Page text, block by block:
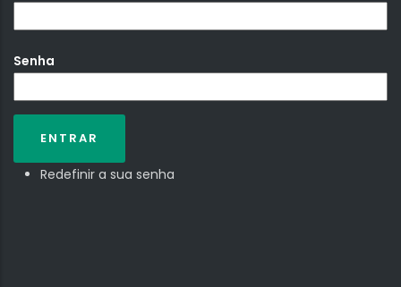
Senha
Redefinir a sua senha